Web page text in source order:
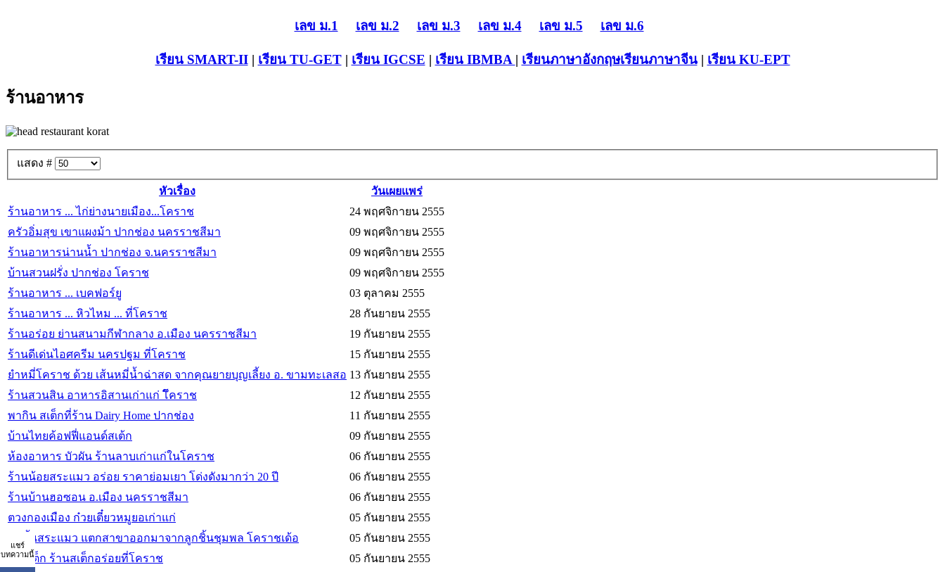
เลข ม.1 เลข ม.2 เลข ม.3 เลข ม.4 เลข ม.5 เลข ม.6
เรียน SMART-II| เรียน TU-GET| เรียน IGCSE | เรียน IBMBA | เรียนภาษาอังกฤษเรียนภาษาจีน| เรียน KU-EPT
ร้านอาหาร
แสดง #
หัวเรื่อง
วันเผยแพร่
ร้านอาหาร ... ไก่ย่างนายเมือง...โคราช
24 พฤศจิกายน 2555
ครัวอิ่มสุข เขาแผงม้า ปากช่อง นครราชสีมา
09 พฤศจิกายน 2555
ร้านอาหารน่านน้ำ ปากช่อง จ.นครราชสีมา
09 พฤศจิกายน 2555
บ้านสวนฝรั่ง ปากช่อง โคราช
09 พฤศจิกายน 2555
ร้านอาหาร ... เบคฟอร์ยู
03 ตุลาคม 2555
ร้านอาหาร ... หิวไหม ... ที่โคราช
28 กันยายน 2555
ร้านอร่อย ย่านสนามกีฬากลาง อ.เมือง นครราชสีมา
19 กันยายน 2555
ร้านดีเด่นไอศครีม นครปฐม ที่โคราช
15 กันยายน 2555
ยำหมี่โคราช ด้วย เส้นหมี่น้ำฉ่าสด จากคุณยายบุญเลี้ยง อ. ขามทะเลสอ 13 กันยายน 2555
ร้านสวนสิน อาหารอิสานเก่าแก่ โึคราช
12 กันยายน 2555
พากิน สเต็กที่ร้าน Dairy Home ปากช่อง
11 กันยายน 2555
บ้านไทยค้อฟฟี่แอนด์สเต้ก
09 กันยายน 2555
ห้องอาหาร บัวผัน ร้านลาบเก่าแก่ในโคราช
06 กันยายน 2555
ร้านน้อยสระแมว อร่อย ราคาย่อมเยา โด่งดังมากว่า 20 ปี
06 กันยายน 2555
ร้านบ้านฮอซอน อ.เมือง นครราชสีมา
06 กันยายน 2555
ตวงกองเมือง ก๋วยเตี๋ยวหมูยอเก่าแก่
05 กันยายน 2555
ลูกชิ้นสระแมว แตกสาขาออกมาจากลูกชิ้นชุมพล โคราชเด้อ
05 กันยายน 2555
บลูสเต็ก ร้านสเต็กอร่อยที่โคราช
05 กันยายน 2555
แชร์
บทความนี้